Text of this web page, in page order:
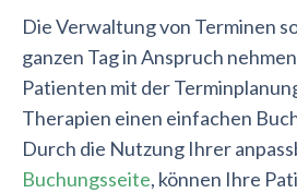
Die Verwaltung von Terminen
ganzen Tag in Anspruch
Patienten mit der
Therapien einen einfachen
Durch die Nutzung Ihrer
Buchungsseite, können Ihre